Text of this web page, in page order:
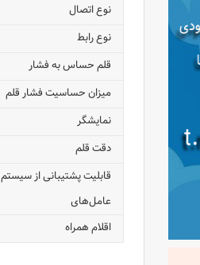
نوع اتصال
نوع رابط
قلم حساس به فشار
میزان حساسیت فشار قلم
نمایشگر
دقت قلم
قابلیت پشتیبانی از سیستم
عامل‌های
اقلام همراه